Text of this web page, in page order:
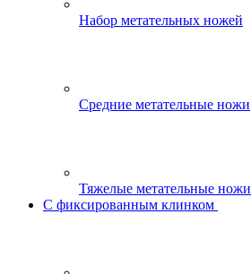
Набор метательных ножей
Средние метательные ножи
Тяжелые метательные ножи
С фиксированным клинком